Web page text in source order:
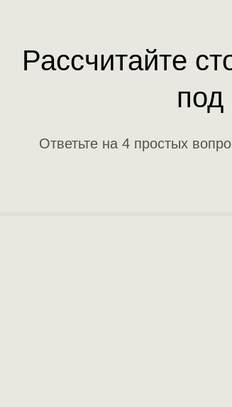
Рассчитайте
Ответьте на 4 простых